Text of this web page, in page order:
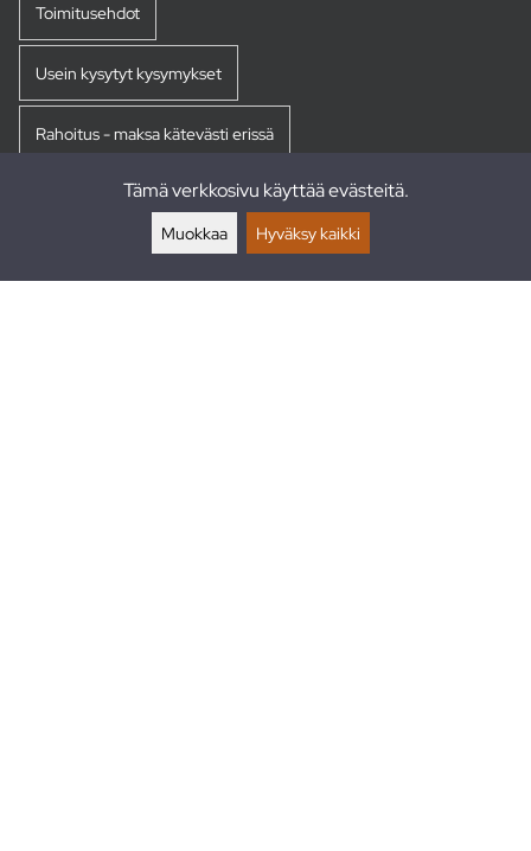
Toimitusehdot
Usein kysytyt kysymykset
Rahoitus - maksa kätevästi erissä
Tämä verkkosivu käyttää evästeitä.
Muokkaa Hyväksy kaikki